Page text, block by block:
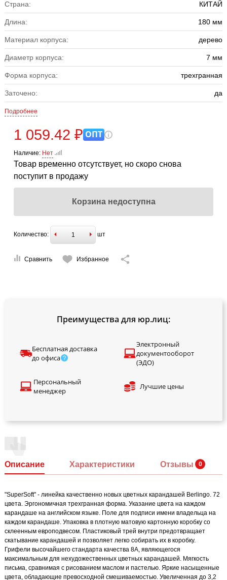
Страна: КИТАЙ
Длина: 180 мм
Материал корпуса: дерево
Диаметр корпуса: 7 мм
Форма корпуса: трехгранная
Заточено: да
Подробнее
1 059.42 ₽ ОПТ
Наличие: Нет
Товар временно отсутствует, но скоро снова
поступит в продажу
Корзина недоступна
Количество: шт
Сравнить Избранное
Преимущества для юр.лиц:
Бесплатная доставка
до офиса
Электронный
документооборот
(ЭДО)
Персональный
менеджер
Лучшие цены
Описание Характеристики Отзывы
"SuperSoft" - линейка качественно новых цветных карандашей Berlingo. 72
цвета. Эргономичная трехгранная форма. Указание цвета на каждом
карандаше на английском языке. Поле для подписи имени владельца на
каждом карандаше. Упаковка в плотную матовую картонную коробку со
склеенным европодвесом. Пластиковый трей внутри предотвращает
скатывание карандашей и позволяет легко собирать их в коробку.
Грифели высочайшего стандарта качества 8А, являющегося
максимальным для нехудожественных цветных карандашей. Мягкость
письма, сравнимая с рисованием маслом и пастелью. Яркие насыщенные
цвета, обладающие превосходной смешиваемостью. Увеличенная до 3,2